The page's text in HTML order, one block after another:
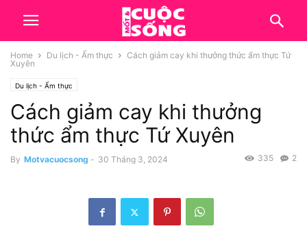
Home Du lịch - Ẩm thực
Cách giảm cay khi thưởng thức ẩm thực Tứ
Xuyên
Du lịch - Ẩm thực
Cách giảm cay khi thưởng
thức ẩm thực Tứ Xuyên
By Motvacuocsong - 30 Tháng 3, 2024 2
335